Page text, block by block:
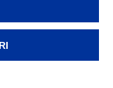
Fisc./P.IVA/Reg.
– Capitale
–Modifica